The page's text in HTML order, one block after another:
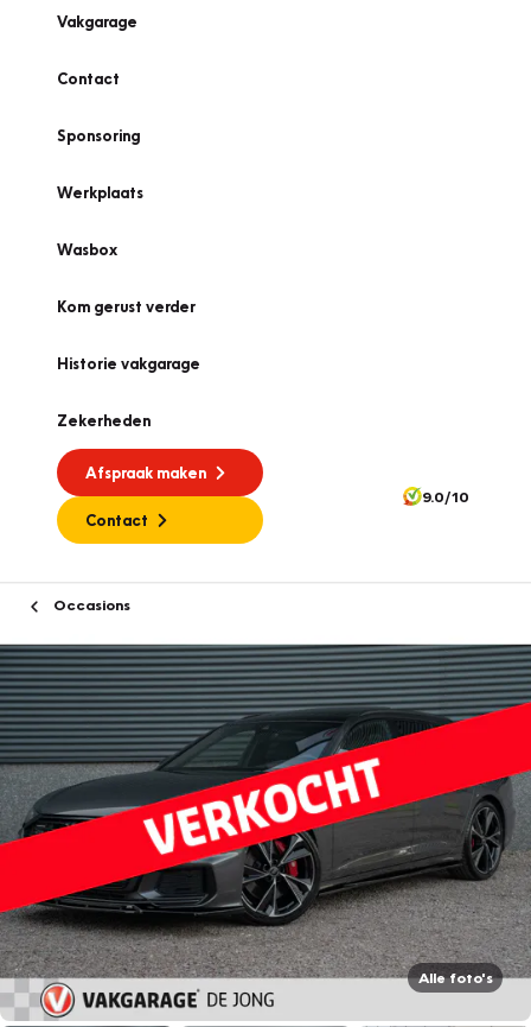
Vakgarage
Contact
Sponsoring
Werkplaats
Wasbox
Kom gerust verder
Historie vakgarage
Zekerheden
Afspraak maken
Contact
9.0/10
Occasions
Alle foto's